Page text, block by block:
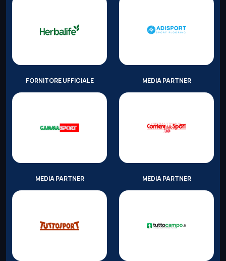
FORNITORE UFFICIALE MEDIA PARTNER
MEDIA PARTNER MEDIA PARTNER